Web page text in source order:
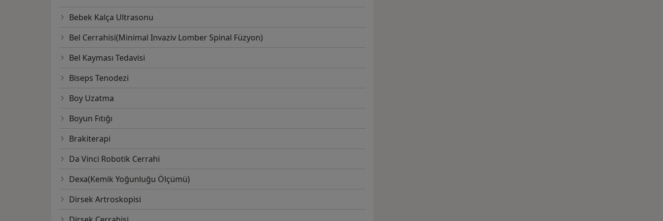
Bebek Kalça Ultrasonu
Bel Cerrahisi(Minimal Invaziv Lomber Spinal Füzyon)
Bel Kayması Tedavisi
Biseps Tenodezi
Boy Uzatma
Boyun Fıtığı
Brakiterapi
Da Vinci Robotik Cerrahi
Dexa(Kemik Yoğunluğu Ölçümü)
Dirsek Artroskopisi